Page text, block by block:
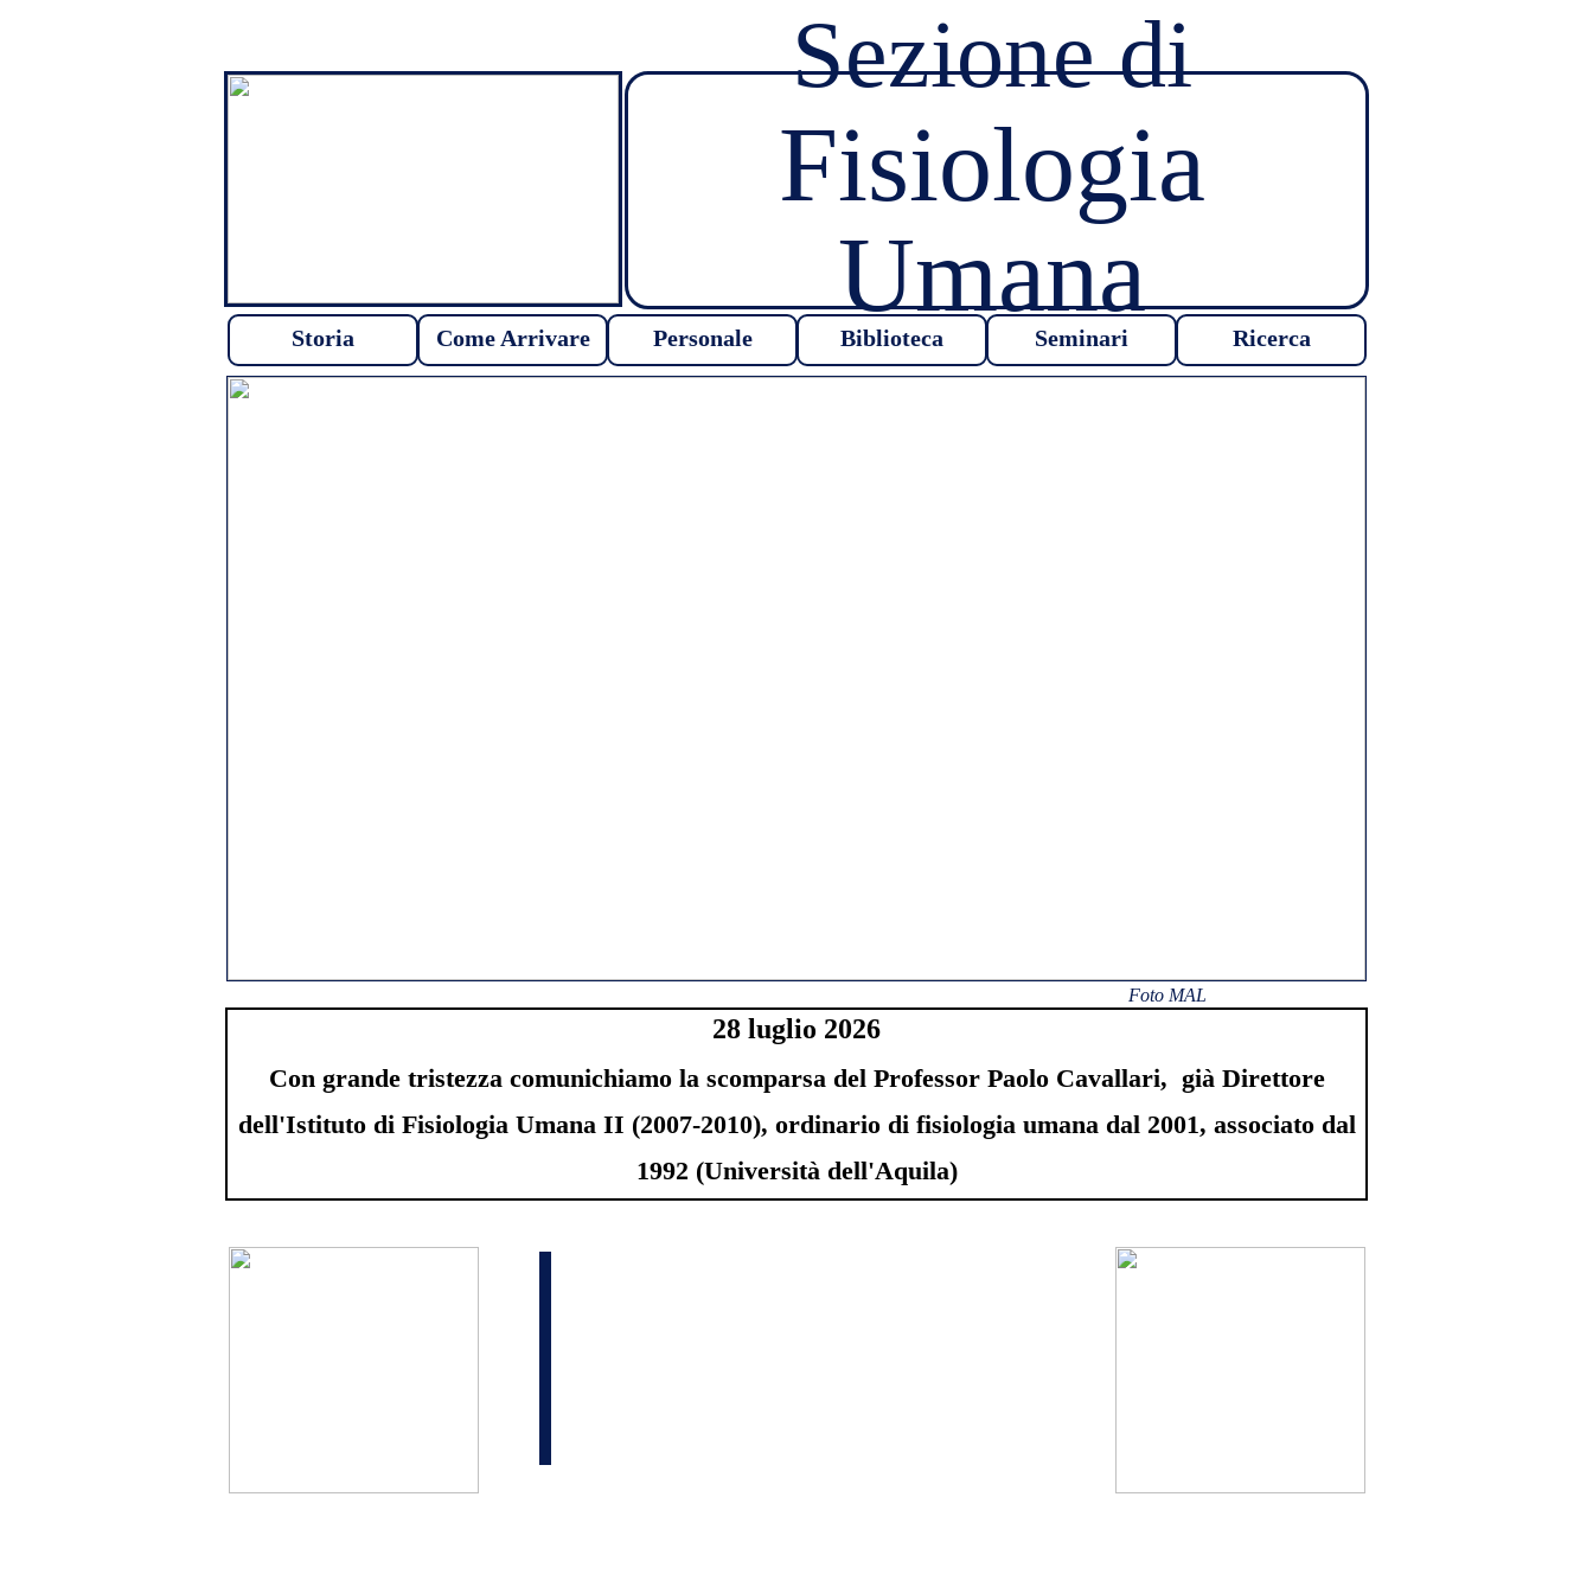
Sezione di
Fisiologia
Umana
Storia Come Arrivare Personale Biblioteca Seminari Ricerca
Foto MAL
28 luglio 2026
Con grande tristezza comunichiamo la scomparsa del Professor Paolo Cavallari, già Direttore
dell'Istituto di Fisiologia Umana II (2007-2010), ordinario di fisiologia umana dal 2001, associato dal
1992 (Università dell'Aquila)